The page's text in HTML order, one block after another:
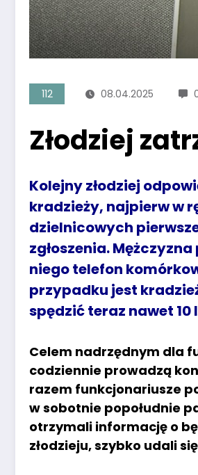
112 08.04.2025
Złodziej
Kolejny złodziej
kradzieży, najpierw w
dzielnicowych
zgłoszenia.
niego telefon
przypadku jest
spędzić teraz nawet 10
Celem nadrzędnym dla
codziennie prowadzą
razem funkcjonariusze
w sobotnie popołudnie
otrzymali informację o
złodzieju, szybko udali